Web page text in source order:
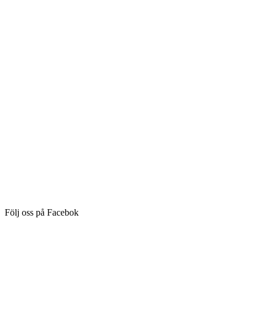
Följ oss på Facebok